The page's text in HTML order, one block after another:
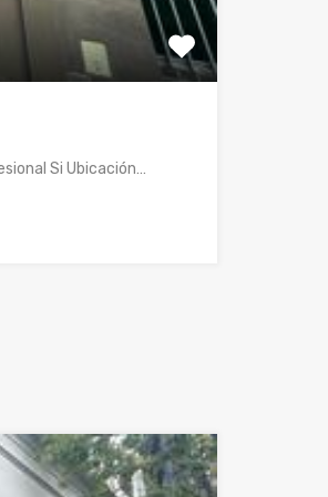
Si Ubicación…